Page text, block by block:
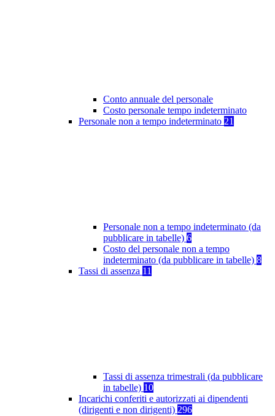
Conto annuale del personale
Costo personale tempo indeterminato
Personale non a tempo indeterminato 21
Personale non a tempo indeterminato (da
pubblicare in tabelle) 6
Costo del personale non a tempo
indeterminato (da pubblicare in tabelle) 8
Tassi di assenza 11
Tassi di assenza trimestrali (da pubblicare
in tabelle) 10
Incarichi conferiti e autorizzati ai dipendenti
(dirigenti e non dirigenti) 296